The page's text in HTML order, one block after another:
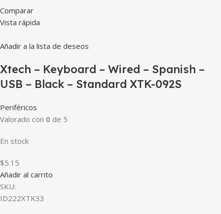
Comparar
Vista rápida
Añadir a la lista de deseos
Xtech – Keyboard – Wired – Spanish –
USB – Black – Standard XTK-092S
Periféricos
Valorado con 0 de 5
En stock
$5.15
Añadir al carrito
SKU:
ID222XTK33